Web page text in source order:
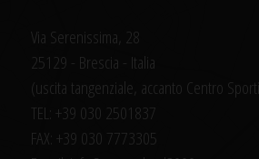
Via Serenissima, 28
25129 - Brescia - Italia
(uscita tangenziale, accanto Centro
TEL: +39 030 2501837
FAX: +39 030 7773305